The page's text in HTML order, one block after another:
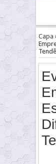
Capa